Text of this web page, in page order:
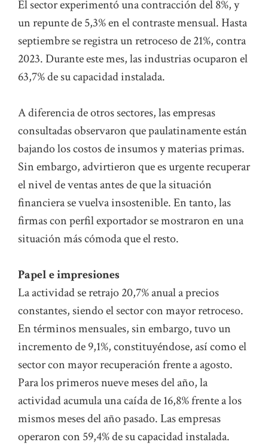
El sector experimentó una contracción del 8%, y
un repunte de 5,3% en el contraste mensual. Hasta
septiembre se registra un retroceso de 21%, contra
2023. Durante este mes, las industrias ocuparon el
63,7% de su capacidad instalada.
A diferencia de otros sectores, las empresas
consultadas observaron que paulatinamente están
bajando los costos de insumos y materias primas.
Sin embargo, advirtieron que es urgente recuperar
el nivel de ventas antes de que la situación
financiera se vuelva insostenible. En tanto, las
firmas con perfil exportador se mostraron en una
situación más cómoda que el resto.
Papel e impresiones
La actividad se retrajo 20,7% anual a precios
constantes, siendo el sector con mayor retroceso.
En términos mensuales, sin embargo, tuvo un
incremento de 9,1%, constituyéndose, así como el
sector con mayor recuperación frente a agosto.
Para los primeros nueve meses del año, la
actividad acumula una caída de 16,8% frente a los
mismos meses del año pasado. Las empresas
operaron con 59,4% de su capacidad instalada.